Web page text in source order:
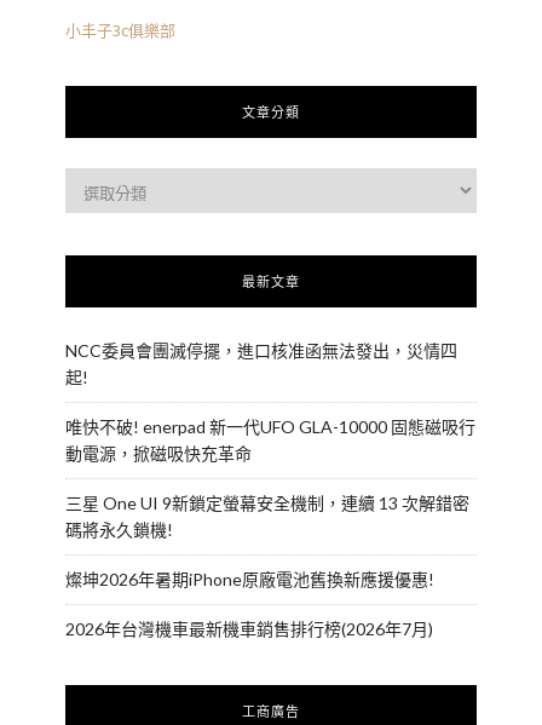
小丰子3c俱樂部
文章分類
最新文章
NCC委員會團滅停擺，進口核准函無法發出，災情四
起!
唯快不破! enerpad 新一代UFO GLA-10000 固態磁吸行
動電源，掀磁吸快充革命
三星 One UI 9新鎖定螢幕安全機制，連續 13 次解錯密
碼將永久鎖機!
燦坤2026年暑期iPhone原廠電池舊換新應援優惠!
2026年台灣機車最新機車銷售排行榜(2026年7月)
工商廣告